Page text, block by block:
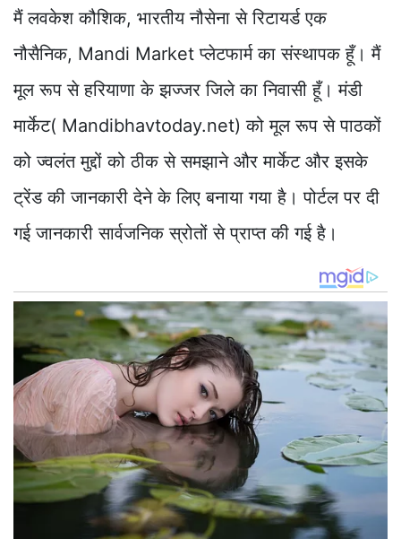
मैं लवकेश कौशिक, भारतीय नौसेना से रिटायर्ड एक
नौसैनिक, Mandi Market प्लेटफार्म का संस्थापक हूँ। मैं
मूल रूप से हरियाणा के झज्जर जिले का निवासी हूँ। मंडी
मार्केट( Mandibhavtoday.net) को मूल रूप से पाठकों
को ज्वलंत मुद्दों को ठीक से समझाने और मार्केट और इसके
ट्रेंड की जानकारी देने के लिए बनाया गया है। पोर्टल पर दी
गई जानकारी सार्वजनिक स्रोतों से प्राप्त की गई है।